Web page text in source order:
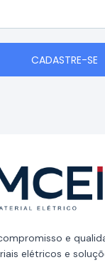
CADASTRE-SE
e
elétricos e